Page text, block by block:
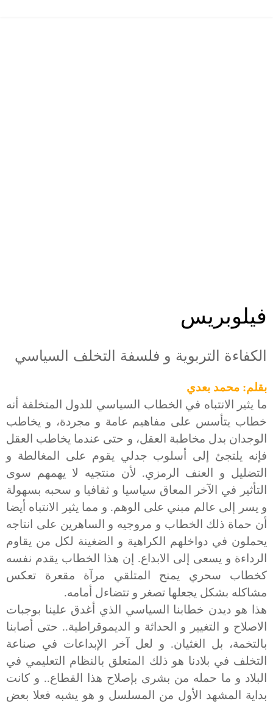
فيلوبريس
الكفاءة التربوية و فلسفة التخلف السياسي
بقلم: محمد بعدي
ما يثير الانتباه في الخطاب السياسي للدول المتخلفة أنه
خطاب يتأسس على مفاهيم عامة و مجردة، و يخاطب
الوجدان بدل مخاطبة العقل، و حتى عندما يخاطب العقل
فإنه يلتجئ إلى أسلوب جدلي يقوم على المغالطة و
التضليل و العنف الرمزي. لأن منتجيه لا يهمهم سوى
التأثير في الآخر المعاق سياسيا و ثقافيا و سحبه بسهولة
و يسر إلى عالم مبني على الوهم. و مما يثير الانتباه أيضا
أن حماة ذلك الخطاب و مروجيه و الساهرين على انتاجه
يحملون في دواخلهم الكراهية و الضغينة لكل من يقاوم
الرداءة و يسعى إلى الابداع. إن هذا الخطاب يقدم نفسه
كخطاب سحري يمنح المتلقي مرآة مقعرة تعكس
مشاكله بشكل يجعلها تصغر و تتضاءل أمامه.
هذا هو ديدن خطابنا السياسي الذي أغدق علينا بوجبات
الاصلاح و التغيير و الحداثة و الديموقراطية.. حتى أصابنا
بالتخمة، بل الغثيان. و لعل آخر الإبداعات في صناعة
التخلف في بلادنا هو ذلك المتعلق بالنظام التعليمي في
البلاد و ما حمله من بشرى بإصلاح هذا القطاع.. و كانت
بداية المشهد الأول من المسلسل و هو يشبه فعلا بعض